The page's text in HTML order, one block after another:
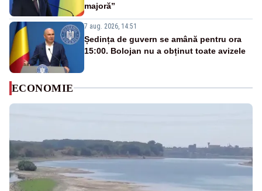
majoră”
7 aug. 2026, 14:51
Ședința de guvern se amână pentru ora
15:00. Bolojan nu a obținut toate avizele
ECONOMIE